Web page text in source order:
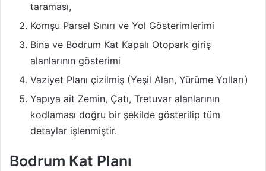
taraması,
Komşu Parsel Sınırı ve Yol Gösterimlerimi
Bina ve Bodrum Kat Kapalı Otopark giriş
alanlarının gösterimi
Vaziyet Planı çizilmiş (Yeşil Alan, Yürüme Yolları)
Yapıya ait Zemin, Çatı, Tretuvar alanlarının
kodlaması doğru bir şekilde gösterilip tüm
detaylar işlenmiştir.
Bodrum Kat Planı